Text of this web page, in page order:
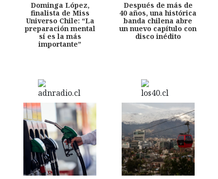
Dominga López,
finalista de Miss
Universo Chile: “La
preparación mental
sí es la más
importante”
Después de más de
40 años, una histórica
banda chilena abre
un nuevo capítulo con
disco inédito